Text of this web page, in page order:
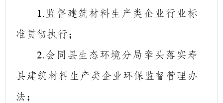
1. 监督建筑材料生产类企业行业标
准贯彻执行；
2.会同县生态环境分局牵头落实寿
县建筑材料生产类企业环保监督管理办
法；